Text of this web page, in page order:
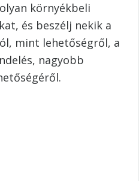
környékbeli
és beszélj nekik a
mint lehetőségről, a
nagyobb